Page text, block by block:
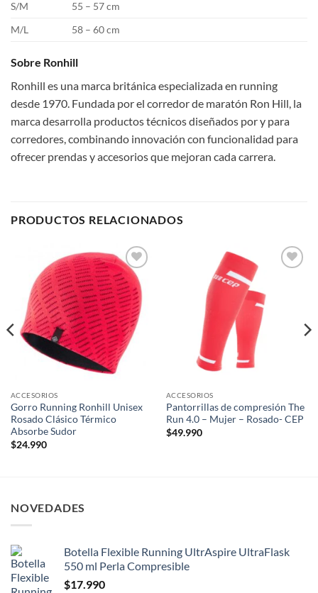
S/M
55 – 57 cm
M/L
58 – 60 cm
Sobre Ronhill
Ronhill es una marca británica especializada en running
desde 1970. Fundada por el corredor de maratón Ron Hill, la
marca desarrolla productos técnicos diseñados por y para
corredores, combinando innovación con funcionalidad para
ofrecer prendas y accesorios que mejoran cada carrera.
PRODUCTOS RELACIONADOS
Add to
wishlist
ACCESORIOS
Gorro Running Ronhill Unisex
Rosado Clásico Térmico
Absorbe Sudor
$24.990
ACCESORIOS
Pantorrillas de compresión The
Run 4.0 – Mujer – Rosado- CEP
$49.990
NOVEDADES
Botella Flexible Running UltrAspire UltraFlask
550 ml Perla Compresible
$17.990